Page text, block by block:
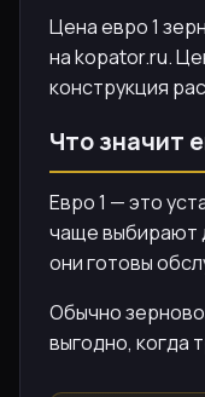
Цена евро 1
на kopator.ru.
конструкция
Что значит
Евро 1 — это
чаще выбирают
они готовы
Обычно
выгодно, когда